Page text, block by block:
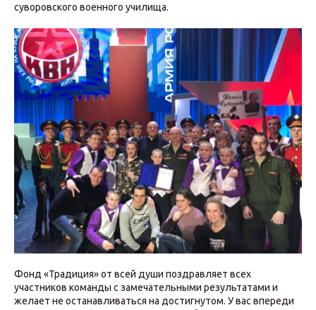
суворовского военного училища.
Фонд «Традиция» от всей души поздравляет всех
участников команды с замечательными результатами и
желает не останавливаться на достигнутом. У вас впереди